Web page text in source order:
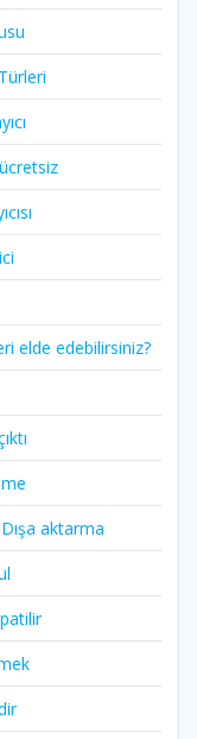
elde edebilirsiniz?
aktarma